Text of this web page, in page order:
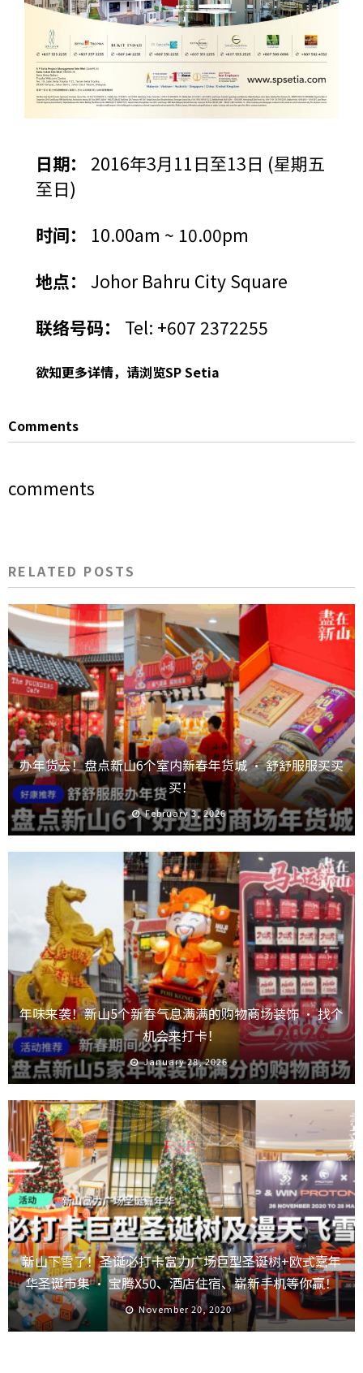
日期：
2016年3月11日至13日 (星期五
至日)
时间：
10.00am ~ 10.00pm
地点：
Johor Bahru City Square
联络号码：
Tel: +607 2372255
欲知更多详情，请浏览SP Setia
Comments
comments
RELATED POSTS
办年货去！盘点新山6个室内新春年货城 · 舒舒服服买买
买！
February 3, 2026
年味来袭！新山5个新春气息满满的购物商场装饰 · 找个
机会来打卡！
January 28, 2026
新山下雪了！圣诞必打卡富力广场巨型圣诞树+欧式嘉年
华圣诞市集 · 宝腾X50、酒店住宿、崭新手机等你赢！
November 20, 2020